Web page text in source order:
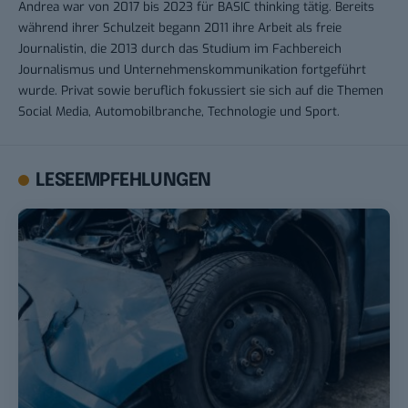
Andrea war von 2017 bis 2023 für BASIC thinking tätig. Bereits
während ihrer Schulzeit begann 2011 ihre Arbeit als freie
Journalistin, die 2013 durch das Studium im Fachbereich
Journalismus und Unternehmenskommunikation fortgeführt
wurde. Privat sowie beruflich fokussiert sie sich auf die Themen
Social Media, Automobilbranche, Technologie und Sport.
LESEEMPFEHLUNGEN